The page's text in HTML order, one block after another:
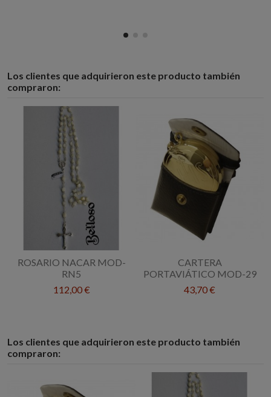
Los clientes que adquirieron este producto también
compraron:
ROSARIO NACAR MOD-
RN5
112,00 €
CARTERA
PORTAVIÁTICO MOD-29
43,70 €
Los clientes que adquirieron este producto también
compraron: